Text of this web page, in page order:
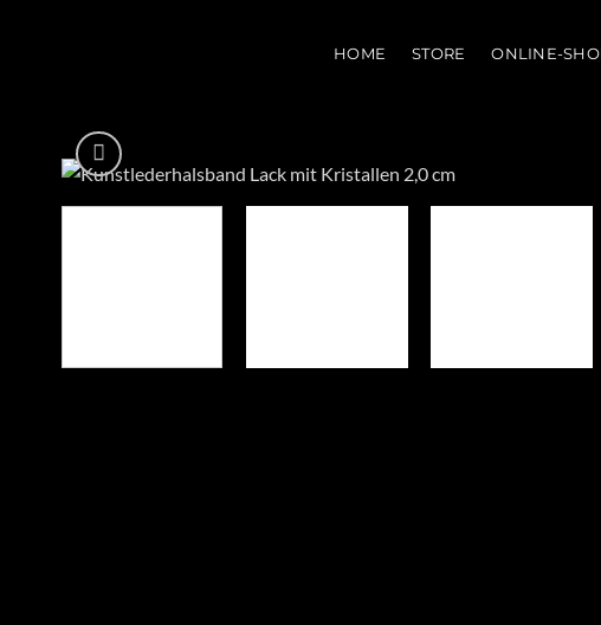
HOME STORE ONLINE-